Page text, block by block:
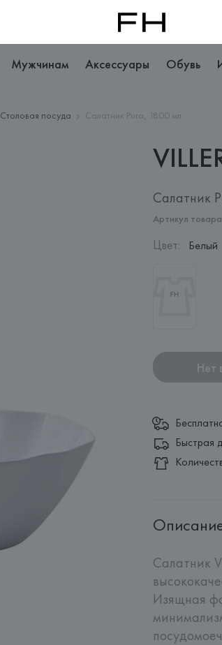
Мужчинам Аксессуары Обувь
Столовая посуда Салатник Pura, 1800 мл
Салатник
Артикул
Цвет: Белый
Нет
Быстрая
Салатник
Изящная